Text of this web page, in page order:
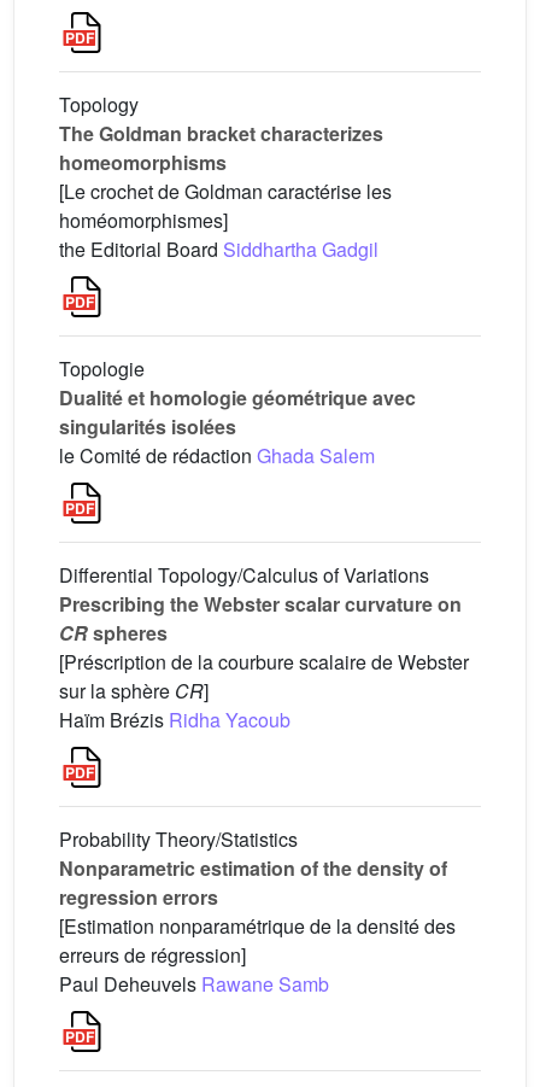
Topology
The Goldman bracket characterizes
homeomorphisms
[Le crochet de Goldman caractérise les
homéomorphismes]
the Editorial Board Siddhartha Gadgil
Topologie
Dualité et homologie géométrique avec
singularités isolées
le Comité de rédaction Ghada Salem
Differential Topology/Calculus of Variations
Prescribing the Webster scalar curvature on
CRspheres
[Préscription de la courbure scalaire de Webster
sur la sphère CR]
Haïm Brézis Ridha Yacoub
Probability Theory/Statistics
Nonparametric estimation of the density of
regression errors
[Estimation nonparamétrique de la densité des
erreurs de régression]
Paul Deheuvels Rawane Samb